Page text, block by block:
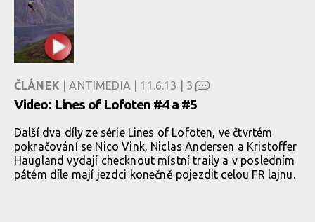
ČLÁNEK | ANTIMEDIA | 11.6.13 | 3
Video: Lines of Lofoten #4 a #5
Další dva díly ze série Lines of Lofoten, ve čtvrtém
pokračování se Nico Vink, Niclas Andersen a Kristoffer
Haugland vydají checknout místní traily a v posledním
pátém díle mají jezdci konečně pojezdit celou FR lajnu.